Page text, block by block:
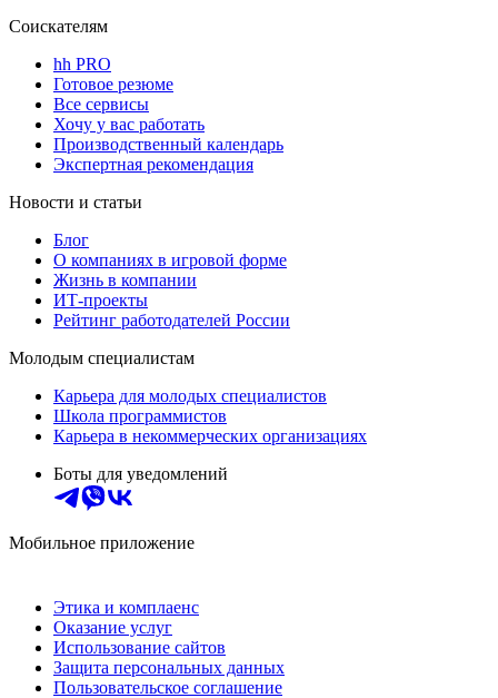
Соискателям
hh PRO
Готовое резюме
Все сервисы
Хочу у вас работать
Производственный календарь
Экспертная рекомендация
Новости и статьи
Блог
О компаниях в игровой форме
Жизнь в компании
ИТ-проекты
Рейтинг работодателей России
Молодым специалистам
Карьера для молодых специалистов
Школа программистов
Карьера в некоммерческих организациях
Боты для уведомлений
Мобильное приложение
Этика и комплаенс
Оказание услуг
Использование сайтов
Защита персональных данных
Пользовательское соглашение